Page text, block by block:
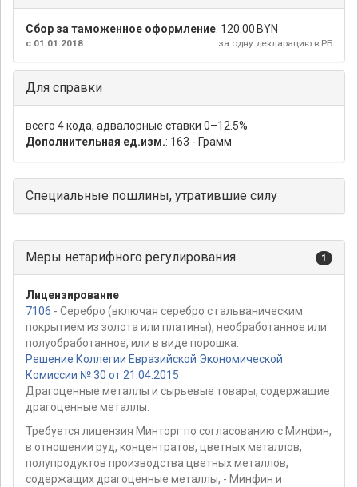
Сбор за таможенное оформление: 120.00 BYN
за одну декларацию в РБ
с 01.01.2018
Для справки
всего 4 кода, адвалорные ставки 0–12.5%
Дополнительная ед.изм.: 163 - Грамм
Специальные пошлины, утратившие силу
Меры нетарифного регулирования 1
Лицензирование
7106 - Серебро (включая серебро с гальваническим
покрытием из золота или платины), необработанное или
полуобработанное, или в виде порошка:
Решение Коллегии Евразийской Экономической
Комиссии № 30 от 21.04.2015
Драгоценные металлы и сырьевые товары, содержащие
драгоценные металлы.
Требуется лицензия Минторг по согласованию с Минфин,
в отношении руд, концентратов, цветных металлов,
полупродуктов производства цветных металлов,
содержащих драгоценные металлы, - Минфин и